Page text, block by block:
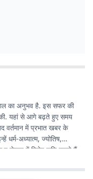
साल का अनुभव है. इस सफर की
यहां से आगे बढ़ते हुए समय
वर्तमान में प्रभात खबर के
धर्म-अध्यात्म, ज्योतिष,
व लेखन में विशेष रुचि रखते हैं.